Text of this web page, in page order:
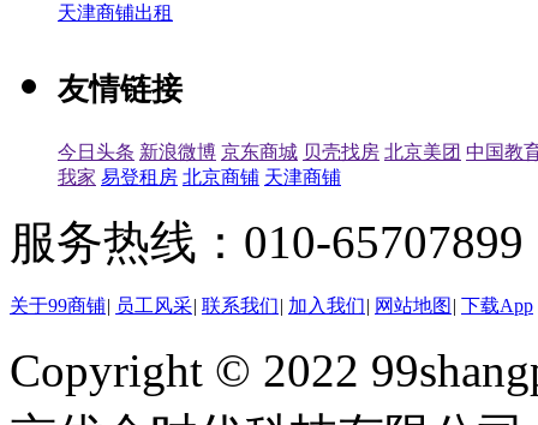
天津商铺出租
友情链接
今日头条 新浪微博 京东商城 贝壳找房 北京美团 中国教
我家 易登租房 北京商铺 天津商铺
服务热线：010-
关于99商铺| 员工风采| 联系我们| 加入我们| 网站地图 | 下载App
Copyright © 2022